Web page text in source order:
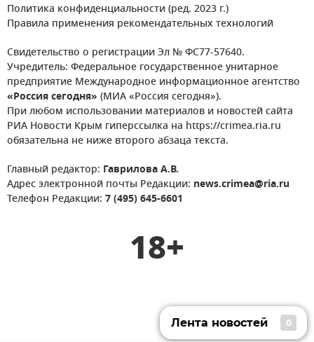
Политика конфиденциальности (ред. 2023 г.)
Правила применения рекомендательных технологий
Свидетельство о регистрации Эл № ФС77-57640.
Учредитель: Федеральное государственное унитарное
предприятие Международное информационное агентство
«Россия сегодня» (МИА «Россия сегодня»).
При любом использовании материалов и новостей сайта
РИА Новости Крым гиперссылка на https://crimea.ria.ru
обязательна не ниже второго абзаца текста.
Главный редактор: Гаврилова А.В.
Адрес электронной почты Редакции: news.crimea@ria.ru
Телефон Редакции: 7 (495) 645-6601
18+
Лента новостей 0